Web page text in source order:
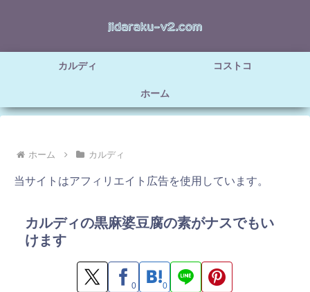
カルディ コストコ
ホーム
ホーム カルディ
当サイトはアフィリエイト広告を使用しています。
カルディの黒麻婆豆腐の素がナスでもい
けます
0 0